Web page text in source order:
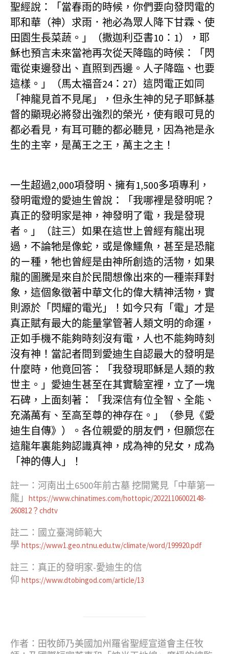
聖經說：「當春雨的時候，你們要向發閃電的
耶和華（神）求雨．祂必為眾人降下甘霖、使
田園生長菜蔬。」（撒迦利亞書10：1），耶
穌也預言未來當祂再次從天降臨的時候：「閃
電從東邊發出、直照到西邊。人子降臨、也要
這樣。」（馬太福音24：27）這閃電正如同
「神龍見首不見尾」，但永生神的兒子耶穌基
督的顯現必將發出強烈的榮光，使有眼可見的
都必看見，有耳可聽的都必聽見，因為祂是永
生的主宰，是萬王之王，萬主之主！
一生超過2,000項發明、擁有1,500多項專利，
發明電燈的愛迪生曾說：「我哪裡是發明呢？
真正的發明家是神，神發明了電，我是發現
者。」（註三）如果在這世上曾經有龍出現
過，不論牠是像蛇，或是像鱷魚，甚至是恐龍
的ㄧ種，牠也曾經是由神所創造的活物，如果
龍的圖騰是來自於民間想像出來的一種崇拜對
象，這個象徵著中華文化的偉大精神活物，實
則源於「閃耀的電光」！如今只有「電」才是
真正賦有最大的能量掌管著人類文明的命運，
正如手機不能夠時刻沒有電，人也不能夠時刻
沒有神！當記者問到愛迪生自認最大的發明是
什麼時，他竟回答：「我發現耶穌是人類的救
世主。」愛迪生甚至在其實驗室裡，立了一塊
石碑，上面刻著：「我深信有位全智、全能、
充滿萬有、至高至尊的神存在。」（參見《愛
迪生自傳》）。各位親愛的朋友們，但願您在
這龍年裏能夠認識真神，成為神的兒女，成為
「神的傳人」！
註一：河南出土6500年前古墓 挖開驚見「中華第一
龍」 https://www.chinatimes.com/hottopic/20221106002148-
260812？chdtv
註二：國立臺灣師範大
學 https://www1.geo.ntnu.edu.tw/climate/word/199920.pdf
註三：真正的發明家-愛迪生的信
仰 https://www.dtobingod.com/article/13
作者：田牧師乃美國加州羅省聖經宣道會主任牧